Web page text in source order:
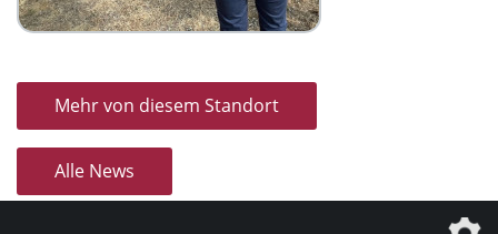
Mehr von diesem Standort
Alle News